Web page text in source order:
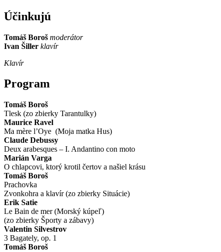
Účinkujú
Tomáš Boroš moderátor
Ivan Šiller klavír
Klavír
Program
Tomáš Boroš
Tlesk (zo zbierky Tarantulky)
Maurice Ravel
Ma mère l’Oye (Moja matka Hus)
Claude Debussy
Deux arabesques – I. Andantino con moto
Marián Varga
O chlapcovi, ktorý krotil čertov a našiel krásu
Tomáš Boroš
Prachovka
Zvonkohra a klavír (zo zbierky Situácie)
Erik Satie
Le Bain de mer (Morský kúpeľ)
(zo zbierky Športy a zábavy)
Valentin Silvestrov
3 Bagately, op. 1
Tomáš Boroš